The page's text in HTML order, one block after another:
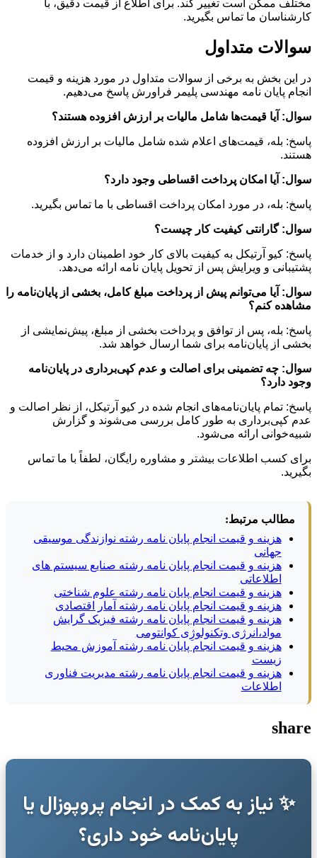
مختلف ممکن است تغییر کند. برای اطلاع از قیمت دقیق، با
کارشناسان ما تماس بگیرید.
سوالات متداول
در این بخش به برخی از سوالات متداول در مورد هزینه و قیمت
انجام پایان نامه مهندسی پلیمر فراورش پاسخ می‌دهیم.
سوال: آیا قیمت‌ها شامل مالیات بر ارزش افزوده هستند؟
پاسخ: بله، قیمت‌های اعلام شده شامل مالیات بر ارزش افزوده
هستند.
سوال: آیا امکان پرداخت اقساطی وجود دارد؟
پاسخ: بله، در مورد امکان پرداخت اقساطی با ما تماس بگیرید.
سوال: گارانتی کیفیت کار چیست؟
پاسخ: کیو آرتیکل به کیفیت بالای کار خود اطمینان دارد و از خدمات
پشتیبانی و ویرایش پس از تحویل پایان نامه ارائه می‌دهد.
سوال: آیا می‌توانم پیش از پرداخت مبلغ کامل، بخشی از پایان‌نامه را
مشاهده کنم؟
پاسخ: بله، پس از توافق و پرداخت بخشی از مبلغ، پیش‌نمایشی از
بخشی از پایان‌نامه برای شما ارسال خواهد شد.
سوال: چه تضمینی برای اصالت و عدم کپی‌برداری در پایان‌نامه
وجود دارد؟
پاسخ: تمام پایان‌نامه‌های انجام شده در کیو آرتیکل، از نظر اصالت و
عدم کپی‌برداری به طور کامل بررسی می‌شوند و گزارش
شبیه‌خوانی ارائه می‌شود.
برای کسب اطلاعات بیشتر و مشاوره رایگان، لطفاً با ما تماس
بگیرید.
مطالب مرتبط:
هزینه و قیمت انجام پایان نامه رشته نوازندگی موسیقی
جهانی
هزینه و قیمت انجام پایان نامه رشته صنایع سیستم های
اطلاعاتی
هزینه و قیمت انجام پایان نامه رشته علوم شناختی
هزینه و قیمت انجام پایان نامه رشته آمار اقتصادی
هزینه و قیمت انجام پایان نامه رشته فیزیک گرایش
مواد،انرژی وتکنولوژِی کوانتومی
هزینه و قیمت انجام پایان نامه رشته آموزش محیط
زیست
هزینه و قیمت انجام پایان نامه رشته مدیریت فناوری
اطلاعات
share
✨ نیاز به کمک در انجام پروپوزال یا
پایان‌نامه خود داری؟